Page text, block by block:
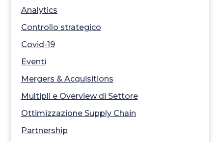
Analytics
Controllo strategico
Covid-19
Eventi
Mergers & Acquisitions
Multipli e Overview di Settore
Ottimizzazione Supply Chain
Partnership